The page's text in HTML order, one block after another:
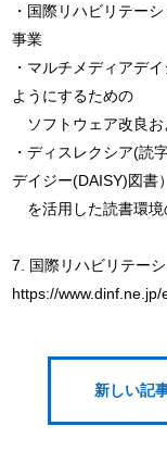
・国際リハビリテー
事業
・マルチメディアデ
ようにするための
ソフトウェア改良お
・ディスレクシア(読
デイジー(DAISY)図書
を活用した読書環境
7. 国際リハビリテー
https://
新しい記